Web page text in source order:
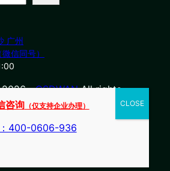
广州
信同号）
・OSDWANAll rights
咨询 （仅支持企业办理）
400-0606-936